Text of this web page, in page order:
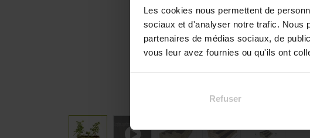
Les cookies nous permettent de
sociaux et d'analyser notre trafic. Nous
partenaires de médias sociaux, de
vous leur avez fournies ou qu'ils ont
Refuser